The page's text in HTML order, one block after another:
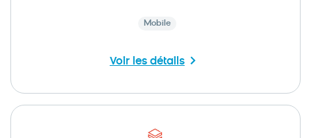
Mobile
Voir les détails